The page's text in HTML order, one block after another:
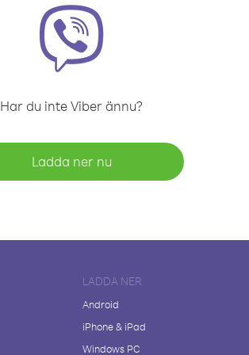
Har du inte Viber ännu?
Ladda ner nu
LADDA NER
Android
iPhone & iPad
Windows PC